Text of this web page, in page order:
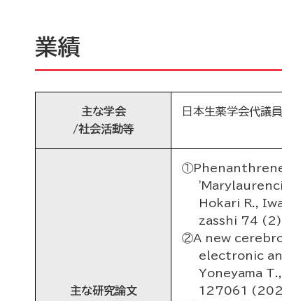
業績
主な学会
/社会活動等
日本生薬学会代議
主な研究論文
Hokari R.,
zasshi 74
②A new
electronic
Yoneyama
127061